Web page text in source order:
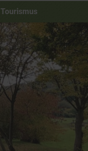
Tourismus